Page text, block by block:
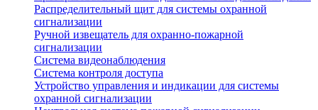
Распределительный щит для системы охранной
сигнализации
Ручной извещатель для охранно-пожарной
сигнализации
Система видеонаблюдения
Система контроля доступа
Устройство управления и индикации для системы
охранной сигнализации